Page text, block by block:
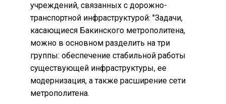
учреждений, связанных с дорожно-
транспортной инфраструктурой: "Задачи,
касающиеся Бакинского метрополитена,
можно в основном разделить на три
группы: обеспечение стабильной работы
существующей инфраструктуры, ее
модернизация, а также расширение сети
метрополитена.